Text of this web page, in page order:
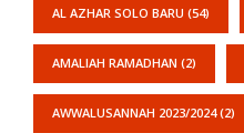
AL AZHAR SOLO BARU (54)
AMALIAH RAMADHAN (2)
AWWALUSANNAH 2023/2024(2)